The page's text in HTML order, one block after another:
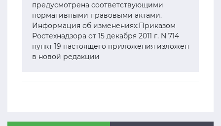
предусмотрена соответствующими
нормативными правовыми актами.
Информация об изменениях:Приказом
Ростехнадзора от 15 декабря 2011 г. N 714
пункт 19 настоящего приложения изложен
в новой редакции